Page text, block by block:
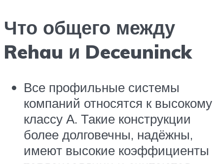
Что общего между
Rehau и Deceuninck
Все профильные системы
компаний относятся к высокому
классу А. Такие конструкции
более долговечны, надёжны,
имеют высокие коэффициенты